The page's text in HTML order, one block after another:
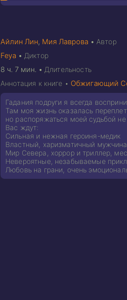
Айлин Лин, Мия Лаврова • Автор
Feya • Диктор
8 ч. 7 мин. • Длительность
Аннотация к книге • Обжигающий
Гадания подруги я всегда
Там моя жизнь оказалась
но распоряжаться моей судьбой не
Вас ждут:
Сильная и нежная героиня-медик
Властный, харизматичный мужчина
Мир Севера, хоррор и триллер,
Невероятные, незабываемые
Любовь на грани, очень